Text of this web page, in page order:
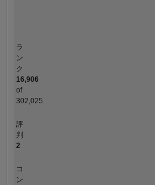
ラ
ン
ク
16,906
of
302,025
評
判
2
コ
ン